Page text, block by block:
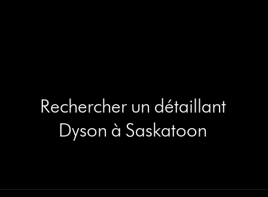
Rechercher un détaillant
Dyson à Saskatoon